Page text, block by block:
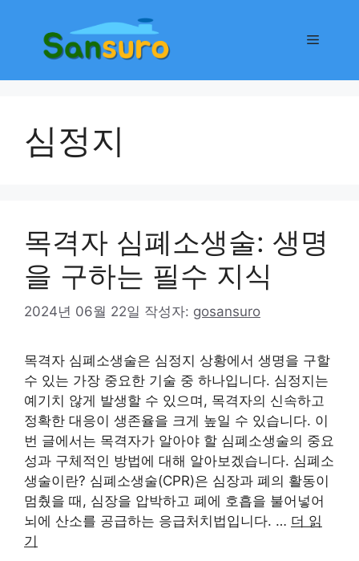
메
심정지
목격자 심폐소생술: 생명
을 구하는 필수 지식
2024년 06월 22일 작성자: gosansuro
목격자 심폐소생술은 심정지 상황에서 생명을 구할
수 있는 가장 중요한 기술 중 하나입니다. 심정지는
예기치 않게 발생할 수 있으며, 목격자의 신속하고
정확한 대응이 생존율을 크게 높일 수 있습니다. 이
번 글에서는 목격자가 알아야 할 심폐소생술의 중요
성과 구체적인 방법에 대해 알아보겠습니다. 심폐소
생술이란? 심폐소생술(CPR)은 심장과 폐의 활동이
멈췄을 때, 심장을 압박하고 폐에 호흡을 불어넣어
뇌에 산소를 공급하는 응급처치법입니다. … 더 읽
기